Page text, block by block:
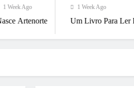
1 Week Ago
Um Livro Para Ler Devagar Neste